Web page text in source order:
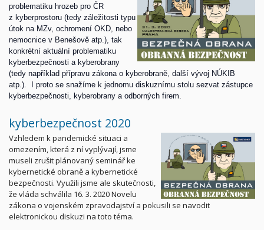
problematiku hrozeb pro ČR
z kyberprostoru (tedy záležitosti typu
útok na MZv, ochromení OKD, nebo
nemocnice v Benešově atp.), tak
konkrétní aktuální problematiku
kyberbezpečnosti a kyberobrany
(tedy například přípravu zákona o kyberobraně, další vývoj NÚKIB
atp.). I proto se snažíme k jednomu diskuznímu stolu sezvat zástupce
kyberbezpečnosti, kyberobrany a odborných firem.
kyberbezpečnost 2020
​Vzhledem k pandemické situaci a
omezením, která z ní vyplývají, jsme
museli zrušit plánovaný seminář ke
kybernetické obraně a kybernetické
bezpečnosti. Využili jsme ale skutečnosti,
že vláda schválila 16. 3. 2020 Novelu
zákona o vojenském zpravodajství a pokusili se navodit
elektronickou diskuzi na toto téma.